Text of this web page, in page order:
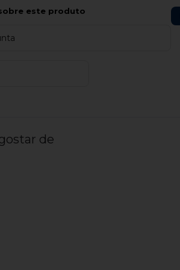
este produto
de